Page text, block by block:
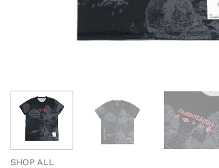
SHOP ALL